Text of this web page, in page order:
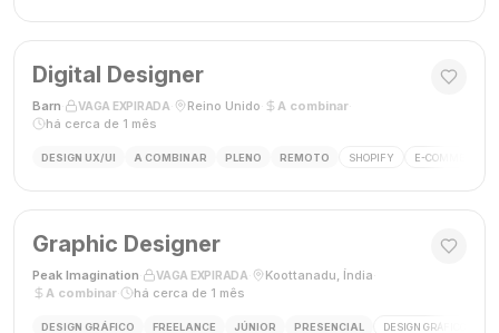
Digital Designer
Barn VAGA EXPIRADA Reino Unido A combinar·
há cerca de 1 mês
DESIGN UX/UI A COMBINAR PLENO REMOTO SHOPIFY E-COMMERCE
Graphic Designer
Peak Imagination VAGA EXPIRADA Koottanadu, Índia
A combinar
há cerca de 1 mês
DESIGN GRÁFICO FREELANCE JÚNIOR PRESENCIAL DESIGN GRÁFICO